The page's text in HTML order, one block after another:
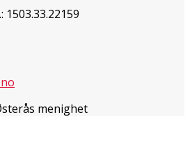
menighet